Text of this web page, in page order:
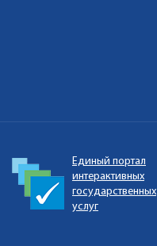
Единый портал
интерактивных
государственных
услуг